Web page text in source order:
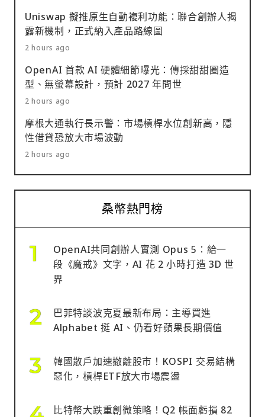
Uniswap 擬推原生自動複利功能：聯合創辦人揭
露新機制，正式納入產品路線圖
2 hours ago
OpenAI 首款 AI 硬體細節曝光：傳採甜甜圈造
型、無螢幕設計，預計 2027 年問世
2 hours ago
摩根大通執行長示警：市場槓桿水位創新高，隱
性借貸恐放大市場波動
2 hours ago
桑幣熱門榜
OpenAI共同創辦人實測 Opus 5：給一
段《魔戒》文字，AI 花 2 小時打造 3D 世
界
巴菲特談波克夏最新布局：主導買進
Alphabet 挺 AI、仍看好蘋果長期價值
韓國散戶加速撤離股市！KOSPI 交易結構
惡化，槓桿ETF放大市場震盪
比特幣大跌重創微策略！Q2 帳面虧損 82